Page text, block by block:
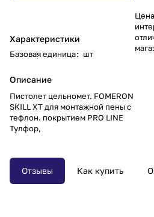
Характеристики
Базовая единица: шт
Описание
Пистолет цельномет. FOMERON
SKILL XT для монтажной пены с
тефлон. покрытием PRO LINE
Тулфор,
Отзывы Как купить